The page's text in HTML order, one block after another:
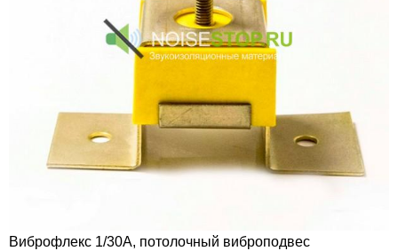
Виброфлекс 1/30А, потолочный виброподвес